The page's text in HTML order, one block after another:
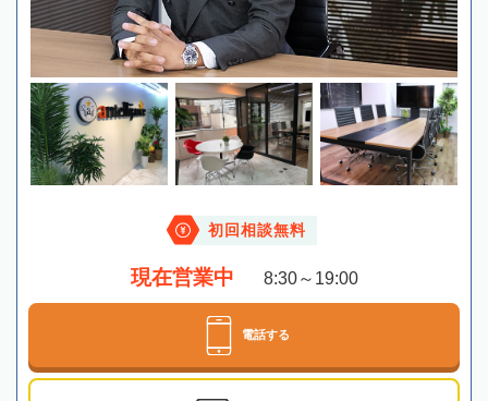
初回相談無料
現在営業中 8:30～19:00
電話する